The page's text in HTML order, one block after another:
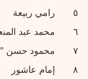
٥
رامي ربيعة
٦
محمد عبد
٧
محمود حسن
٨
إمام عاشور